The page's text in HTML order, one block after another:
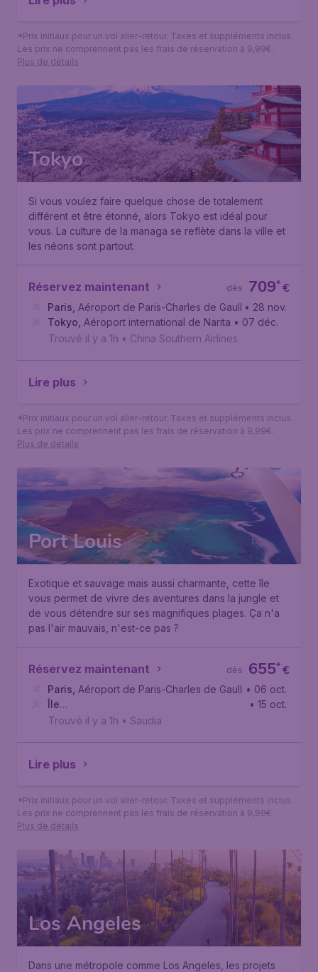
*Prix initiaux pour un vol aller-retour. Taxes et suppléments inclus.
Les prix ne comprennent pas les frais de réservation à 9,99€.
Plus de détails
Tokyo
Si vous voulez faire quelque chose de totalement
différent et être étonné, alors Tokyo est idéal pour
vous. La culture de la managa se reflète dans la ville et
les néons sont partout.
Réservez maintenant €
709*
dès
Paris Aéroport de Paris-Charles de Gaulle• 28 nov.
Tokyo Aéroport international de Narita • 07 déc.
Trouvé il y a 1h • China Southern Airlines
Lire plus
*Prix initiaux pour un vol aller-retour. Taxes et suppléments inclus.
Les prix ne comprennent pas les frais de réservation à 9,99€.
Plus de détails
Port Louis
Exotique et sauvage mais aussi charmante, cette île
vous permet de vivre des aventures dans la jungle et
de vous détendre sur ses magnifiques plages. Ça n'a
pas l'air mauvais, n'est-ce pas ?
Réservez maintenant €
655*
dès
Paris Aéroport de Paris-Charles de Gaulle• 06 oct.
Île
Maurice, Aéroport international Sir-Seewoosagur-
• 15 oct.
Trouvé il y a 1h • Saudia
Lire plus
*Prix initiaux pour un vol aller-retour. Taxes et suppléments inclus.
Les prix ne comprennent pas les frais de réservation à 9,99€.
Plus de détails
Los Angeles
Dans une métropole comme Los Angeles, les projets